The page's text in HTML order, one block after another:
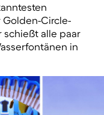
Circle-
schießt alle paar
in